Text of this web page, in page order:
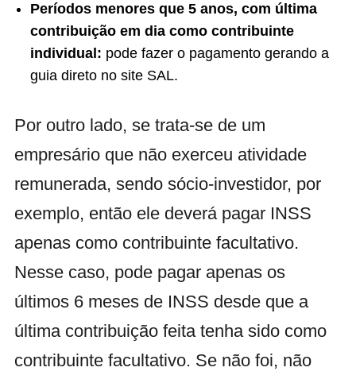
Períodos menores que 5 anos, com última
contribuição em dia como contribuinte
individual: pode fazer o pagamento gerando a
guia direto no site SAL.
Por outro lado, se trata-se de um
empresário que não exerceu atividade
remunerada, sendo sócio-investidor, por
exemplo, então ele deverá pagar INSS
apenas como contribuinte facultativo.
Nesse caso, pode pagar apenas os
últimos 6 meses de INSS desde que a
última contribuição feita tenha sido como
contribuinte facultativo. Se não foi, não